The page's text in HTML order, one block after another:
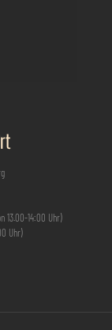
13.00-14:00 Uhr)
Uhr)